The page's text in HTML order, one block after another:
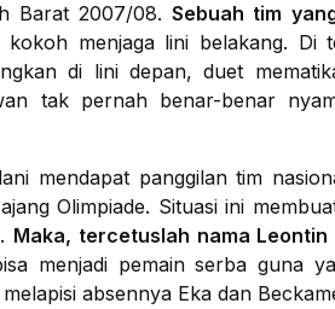
Barat 2007/08.Sebuah tim
menjaga lini belakang. Di
di lini depan, duet
tak pernah benar-benar
mendapat panggilan tim
Olimpiade. Situasi ini
Maka, tercetuslah nama
menjadi pemain serba guna
absennya Eka dan